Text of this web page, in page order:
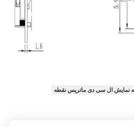
نمایش ال سی دی ماتریس نقطه